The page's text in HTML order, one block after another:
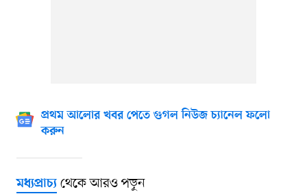
প্রথম আলোর খবর পেতে গুগল নিউজ চ্যানেল ফলো
করুন
মধ্যপ্রাচ্যথেকে আরও পড়ুন